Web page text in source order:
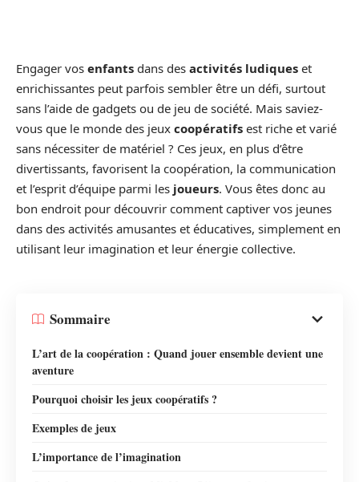
Engager vos enfants dans des activités ludiques et
enrichissantes peut parfois sembler être un défi, surtout
sans l’aide de gadgets ou de jeu de société. Mais saviez-
vous que le monde des jeux coopératifs est riche et varié
sans nécessiter de matériel ? Ces jeux, en plus d’être
divertissants, favorisent la coopération, la communication
et l’esprit d’équipe parmi les joueurs. Vous êtes donc au
bon endroit pour découvrir comment captiver vos jeunes
dans des activités amusantes et éducatives, simplement en
utilisant leur imagination et leur énergie collective.
Sommaire
L’art de la coopération : Quand jouer ensemble devient une
aventure
Pourquoi choisir les jeux coopératifs ?
Exemples de jeux
L’importance de l’imagination